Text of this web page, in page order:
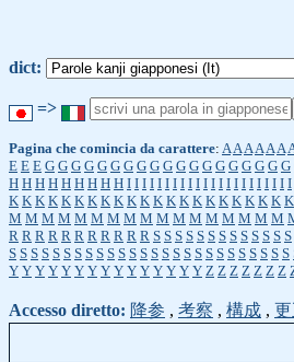
dict:
=>
Pagina che comincia da carattere: A A A A A A
E E E G G G G G G G G G G G G G G G G G G G
H H H H H H H H H I I I I I I I I I I I I I I I I I I I I I I
K K K K K K K K K K K K K K K K K K K K K K
M M M M M M M M M M M M M M M M M
R R R R R R R R R R R S S S S S S S S S S S S S
S S S S S S S S S S S S S S S S S S S S S S S S S S
Y Y Y Y Y Y Y Y Y Y Y Y Y Y Y Z Z Z Z Z Z Z
Accesso diretto: 降参 , 考察 , 構成 ,